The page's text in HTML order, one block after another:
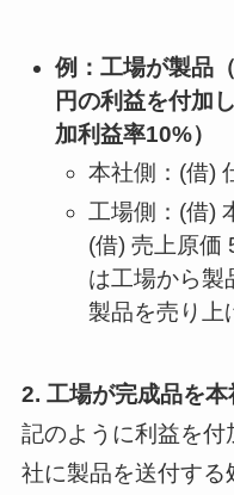
例：工場が製品
円の利益を付加
加利益率10%）
本社側：(借)
工場側：(借)
(借) 売上原価
は工場から製
製品を売り上
2. 工場が完成品を
記のように利益を
社に製品を送付す